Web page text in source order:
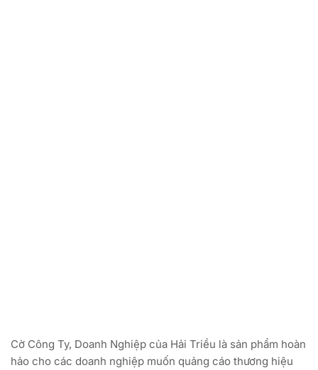
Cờ Công Ty, Doanh Nghiệp của Hải Triều là sản phẩm hoàn
hảo cho các doanh nghiệp muốn quảng cáo thương hiệu